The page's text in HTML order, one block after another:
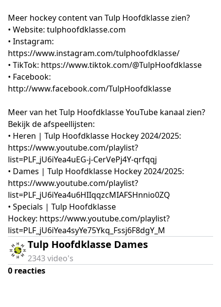
Meer hockey content van Tulp Hoofdklasse zien?
• Website: tulphoofdklasse.com
• Instagram:
https://www.instagram.com/tulphoofdklasse/
• TikTok: https://www.tiktok.com/@TulpHoofdklasse
• Facebook:
http://www.facebook.com/TulpHoofdklasse
Meer van het Tulp Hoofdklasse YouTube kanaal zien?
Bekijk de afspeellijsten:
• Heren | Tulp Hoofdklasse Hockey 2024/2025:
https://www.youtube.com/playlist?
list=PLF_jU6iYea4uEG-j-CerVePj4Y-qrfqqj
• Dames | Tulp Hoofdklasse Hockey 2024/2025:
https://www.youtube.com/playlist?
list=PLF_jU6iYea4u6HIIqqzcMIAFSHnnio0ZQ
• Specials | Tulp Hoofdklasse
Hockey: https://www.youtube.com/playlist?
list=PLF_jU6iYea4syYe75Ykq_Fssj6F8dgY_M
Tulp Hoofdklasse Dames
2343 video's
0 reacties